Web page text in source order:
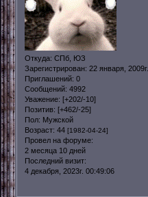
Откуда: СПб, ЮЗ
Зарегистрирован: 22 января, 2009г.
Приглашений: 0
Сообщений: 4992
Уважение: [+202/-10]
Позитив: [+462/-25]
Пол: Мужской
Возраст: 44 [1982-04-24]
Провел на форуме:
2 месяца 10 дней
Последний визит:
4 декабря, 2023г. 00:49:06